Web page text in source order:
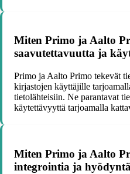
Miten Primo ja Aalto
saavutettavuutta ja
Primo ja Aalto Primo tekevät
kirjastojen käyttäjille
tietolähteisiin. Ne parantavat
käytettävyyttä tarjoamalla
Miten Primo ja Aalto
integrointia ja